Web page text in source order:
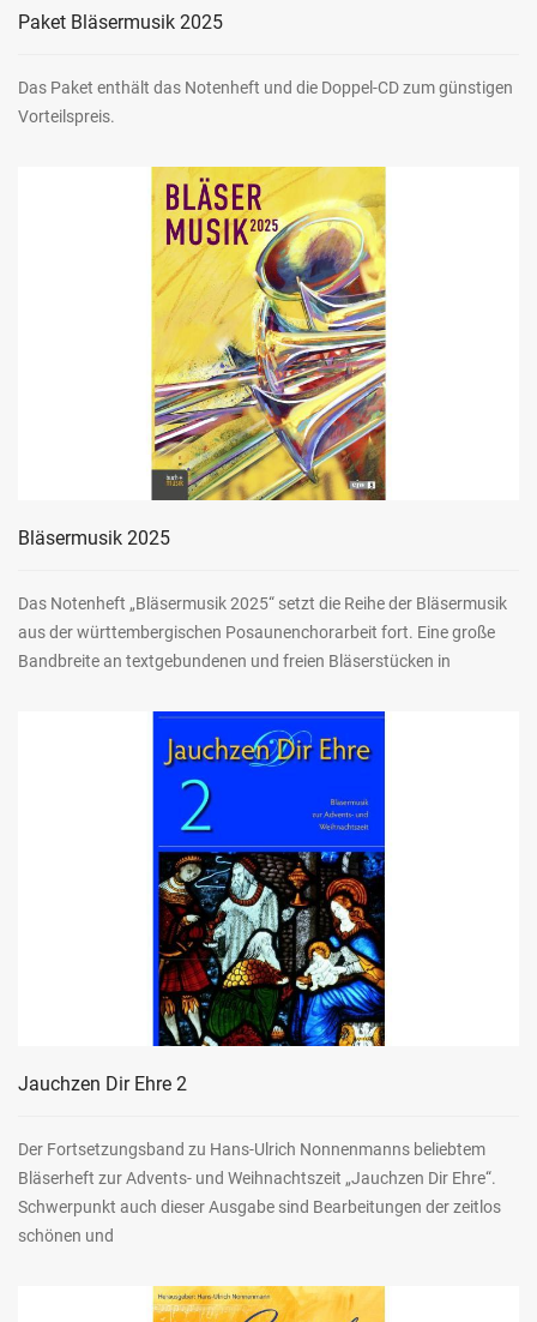
Paket Bläsermusik 2025
Das Paket enthält das Notenheft und die Doppel-CD zum günstigen
Vorteilspreis.
Bläsermusik 2025
Das Notenheft „Bläsermusik 2025“ setzt die Reihe der Bläsermusik
aus der württembergischen Posaunenchorarbeit fort. Eine große
Bandbreite an textgebundenen und freien Bläserstücken in
Jauchzen Dir Ehre 2
Der Fortsetzungsband zu Hans-Ulrich Nonnenmanns beliebtem
Bläserheft zur Advents- und Weihnachtszeit „Jauchzen Dir Ehre“.
Schwerpunkt auch dieser Ausgabe sind Bearbeitungen der zeitlos
schönen und